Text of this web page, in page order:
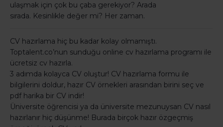
ulaşmak için çok bu çaba gerekiyor? Arada
sırada. Kesinlikle değer mi? Her zaman.
CV hazırlama hiç bu kadar kolay olmamıştı.
Toptalent.co’nun sunduğu online cv hazırlama programı ile
ücretsiz cv hazırla.
3 adımda kolayca CV oluştur! CV hazırlama formu ile
bilgilerini doldur, hazır CV örnekleri arasından birini seç ve
pdf harika bir CV indir!
Üniversite öğrencisi ya da üniversite mezunuysan CV nasıl
hazırlanır hiç düşünme! Burada birçok hazır özgeçmiş